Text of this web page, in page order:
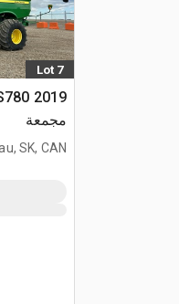
Lot 7
مجمعة
SK, CAN